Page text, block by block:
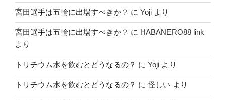
宮田選手は五輪に出場すべきか？ に Yoji より
宮田選手は五輪に出場すべきか？ に HABANERO88 link
より
トリチウム水を飲むとどうなるの？ に Yoji より
トリチウム水を飲むとどうなるの？ に怪しい より